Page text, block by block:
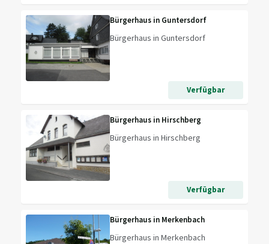
Bürgerhaus in Guntersdorf
Bürgerhaus in Guntersdorf
Verfügbar
Bürgerhaus in Hirschberg
Bürgerhaus in Hirschberg
Verfügbar
Bürgerhaus in Merkenbach
Bürgerhaus in Merkenbach